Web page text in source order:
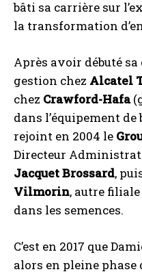
bâti sa carrière sur
la transformation
Après avoir débuté
gestion chez Alcatel
chez Crawford-Hafa
dans l’équipement
rejoint en 2004 le
Directeur
Jacquet Brossard,
Vilmorin, autre
dans les semences.
C’est en 2017 que
alors en pleine phase